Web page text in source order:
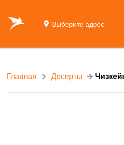
Выберите адрес
Главная Десерты